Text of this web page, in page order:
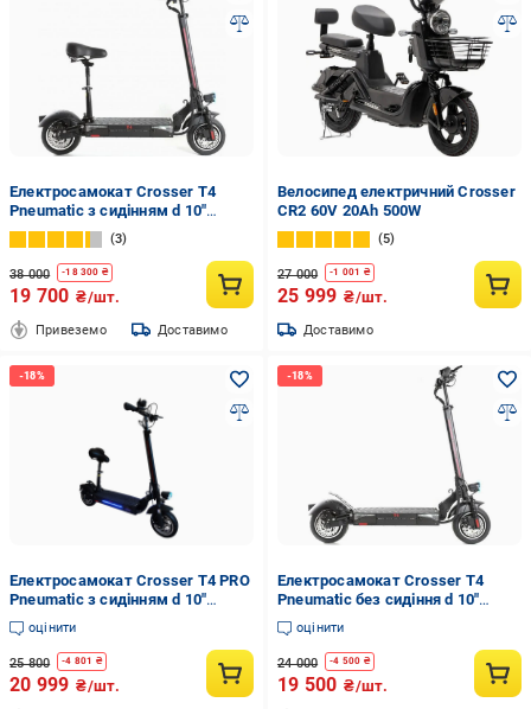
Електросамокат Crosser T4
Pneumatic з сидінням d 10"
Чорний
3
38 000 -18 300 ₴
19 700 ₴/шт.
Привеземо Доставимо
Велосипед електричний Crosser
CR2 60V 20Ah 500W
5
27 000 -1 001 ₴
25 999 ₴/шт.
Доставимо
Електросамокат Crosser T4 PRO
Pneumatic з сидінням d 10"
Чорний
оцінити
25 800 -4 801 ₴
20 999 ₴/шт.
Електросамокат Crosser T4
Pneumatic без сидіння d 10"
Чорний
оцінити
24 000 -4 500 ₴
19 500 ₴/шт.